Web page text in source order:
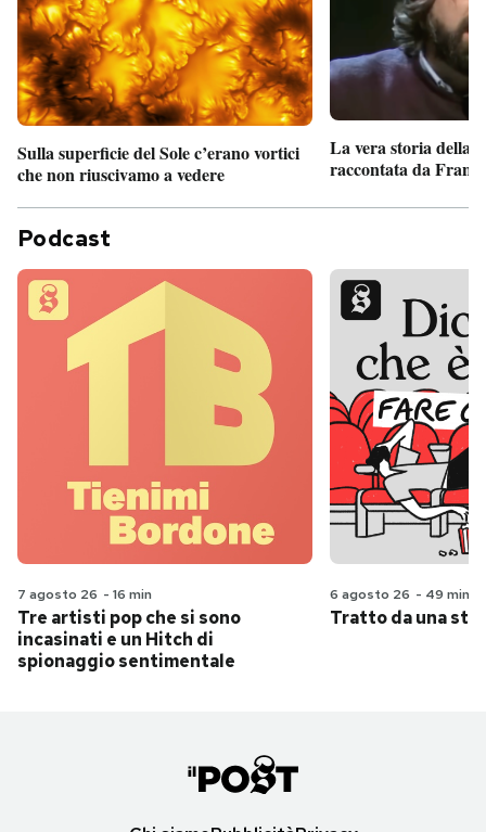
Sulla superficie del Sole c’erano vortici
che non riuscivamo a vedere
La vera storia della
raccontata da
Podcast
7 agosto 26 - 16 min
Tre artisti pop che si sono
incasinati e un Hitch di
spionaggio sentimentale
6 agosto 26 - 49 min
Tratto da una